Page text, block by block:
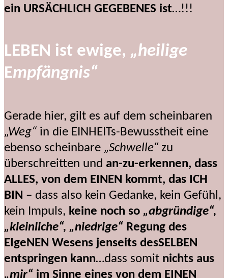
ein URSÄCHLICH GEGEBENES ist…!!!
LEBEN ist ewige, „heilige
Empfängnis“
Gerade hier, gilt es auf dem scheinbaren
„Weg“ in die EINHEITs-Bewusstheit eine
ebenso scheinbare „Schwelle“ zu
überschreitten und an-zu-erkennen, dass
ALLES, von dem EINEN kommt, das ICH
BIN – dass also kein Gedanke, kein Gefühl,
kein Impuls, keine noch so „abgründige“,
„kleinliche“, „niedrige“ Regung des
EIgeNEN Wesens jenseits desSELBEN
entspringen kann…dass somit nichts aus
„mir“ im Sinne eines von dem EINEN